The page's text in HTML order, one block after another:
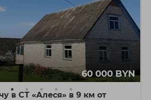
60 000 BYN
в СТ «Алеся» в 9 км от